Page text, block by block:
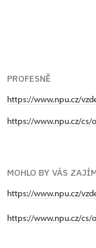
PROFESNĚ
https://www.npu.cz/
https://www.npu.cz/cs/
MOHLO BY VÁS
https://www.npu.cz/
https://www.npu.cz/cs/